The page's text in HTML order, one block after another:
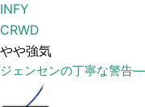
INFY
CRWD
やや強気
ジェンセンの丁寧な警告